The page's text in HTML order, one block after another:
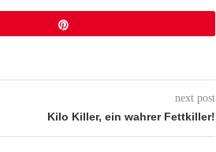
next post
Kilo Killer, ein wahrer Fettkiller!